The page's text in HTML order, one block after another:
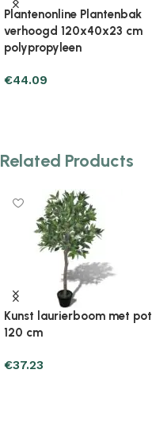
Plantenonline Plantenbak
verhoogd 120x40x38 cm
polypropyleen
€50.95
Related Products
Kunst laurierboom met pot
120 cm
€37.23